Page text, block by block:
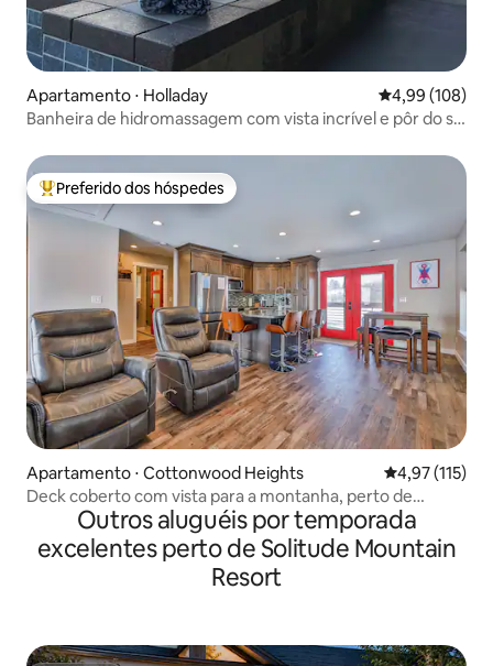
Apartamento ⋅ Holladay 4,99 de uma
4,99 (108)
Banheira de hidromassagem com vista incrível e pôr do sol
Entre os melhores preferidos dos hóspedes
Preferido dos hóspedes
Apartamento ⋅ Cottonwood Heights 4,97 de uma
4,97 (115)
Deck coberto com vista para a montanha, perto de
resorts de esqui
Outros aluguéis por temporada
excelentes perto de Solitude Mountain
Resort